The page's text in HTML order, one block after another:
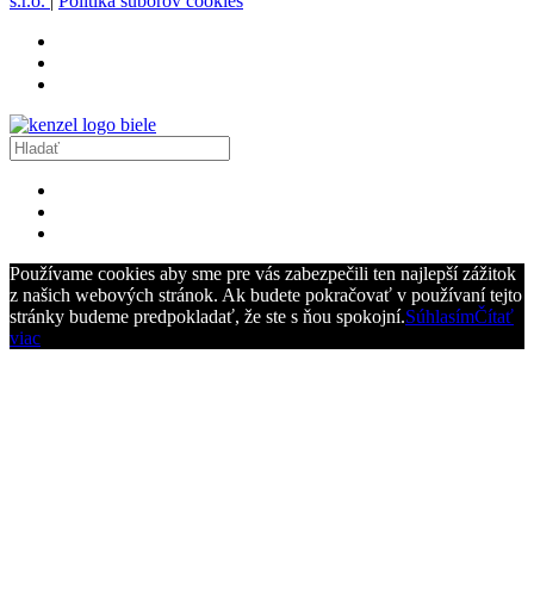
Používame cookies aby sme pre vás zabezpečili ten najlepší zážitok
z našich webových stránok. Ak budete pokračovať v používaní tejto
stránky budeme predpokladať, že ste s ňou spokojní.SúhlasímČítať
viac